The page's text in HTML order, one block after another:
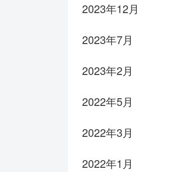
2023年12月
2023年7月
2023年2月
2022年5月
2022年3月
2022年1月